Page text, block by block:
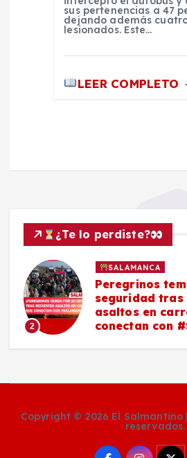
sus pertenencias a 47
dejando además
lesionados. Este…
LEER COMPLETO
¿Te lo perdiste?
2
SALAMANCA
Peregrinos
seguridad tras
asaltos en
conectan con
Copyright © 2026 El Salmantino
reservados.